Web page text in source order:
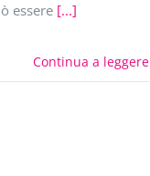
essere [...]
Continua a leggere